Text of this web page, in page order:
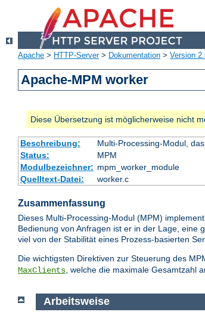
Apache > HTTP-Server> Dokumentation > Version
Apache-MPM worker
Diese Übersetzung ist möglicherweise nicht
Beschreibung:
Multi-Processing-Modul,
Status:
MPM
Modulbezeichner: mpm_worker_module
Quelltext-Datei:
worker.c
Zusammenfassung
Dieses Multi-Processing-Modul (MPM)
Bedienung von Anfragen ist er in der Lage, eine
viel von der Stabilität eines Prozess-basierten
Die wichtigsten Direktiven zur Steuerung des
MaxClients, welche die maximale Gesamtzahl
Arbeitsweise